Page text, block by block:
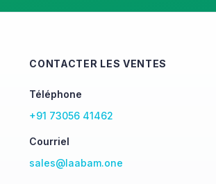
CONTACTER LES VENTES
Téléphone
+91 73056 41462
Courriel
sales@laabam.one